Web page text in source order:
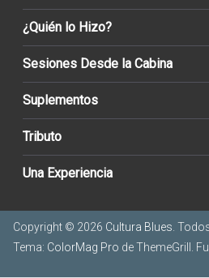
¿Quién lo Hizo?
Sesiones Desde la Cabina
Suplementos
Tributo
Una Experiencia
Copyright © 2026 Cultura Blues .
Tema: ColorMag Pro de ThemeGrill.